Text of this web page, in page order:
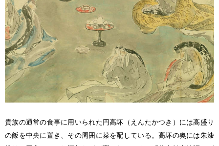
貴族の通常の食事に用いられた円高坏（えんたかつき）には高盛り
の飯を中央に置き、その周囲に菜を配している。高坏の奥には朱漆